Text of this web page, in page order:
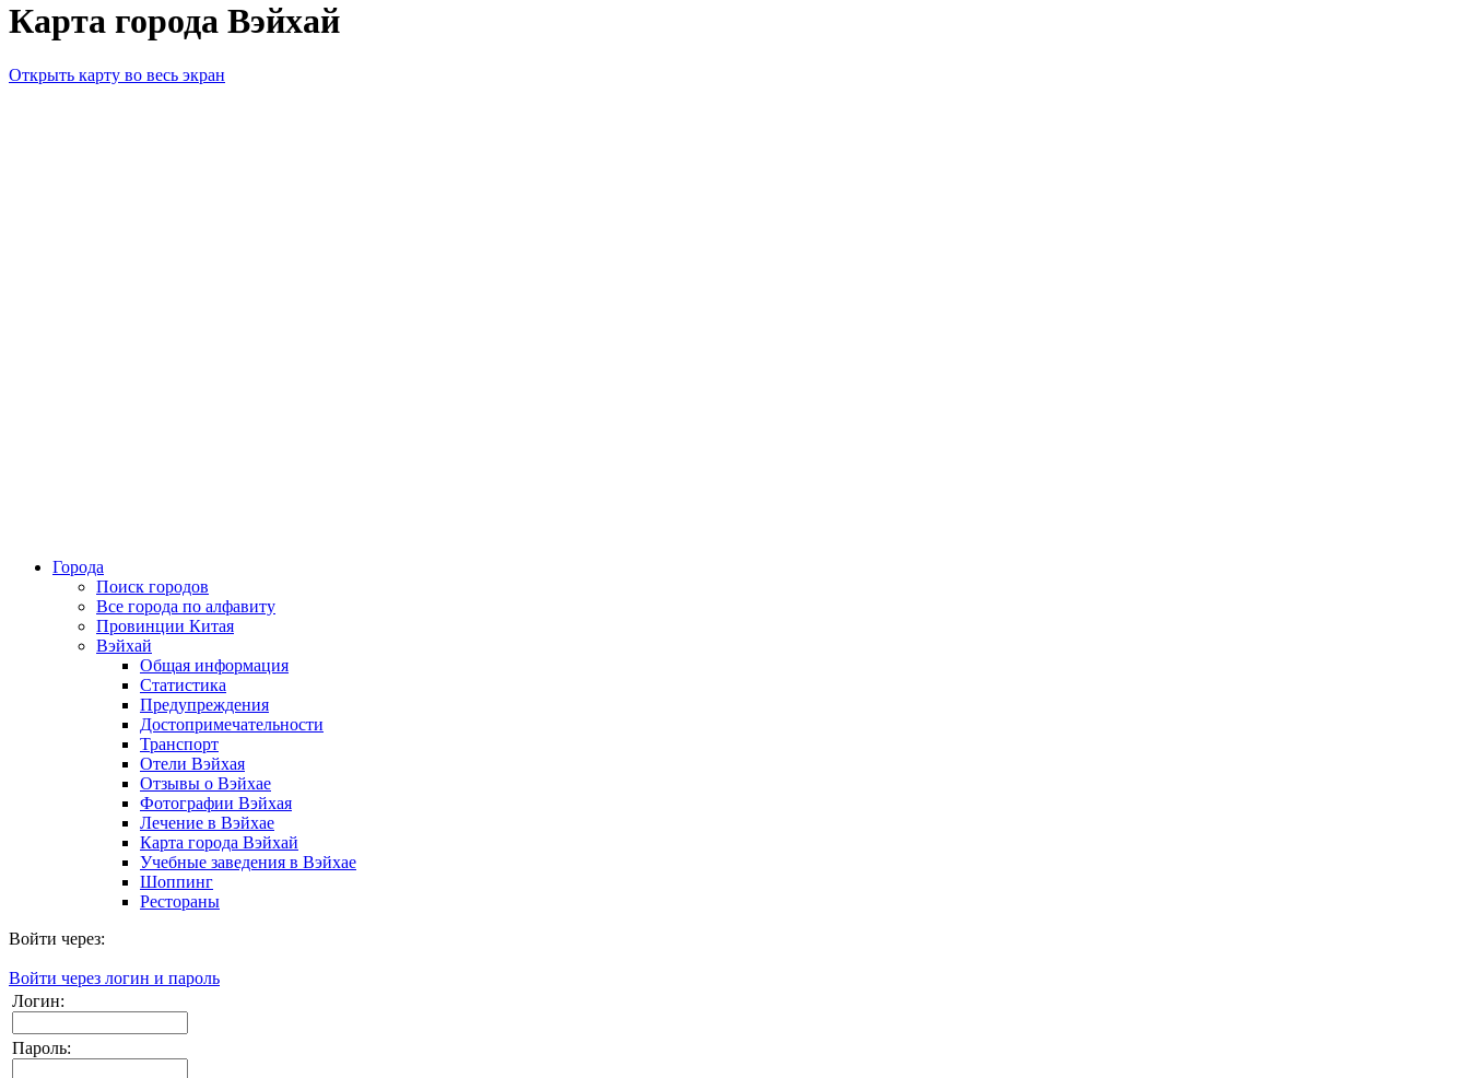
Карта города Вэйхай
Открыть карту во весь экран
Города
Поиск городов
Все города по алфавиту
Провинции Китая
Вэйхай
Общая информация
Статистика
Предупреждения
Достопримечательности
Транспорт
Отели Вэйхая
Отзывы о Вэйхае
Фотографии Вэйхая
Лечение в Вэйхае
Карта города Вэйхай
Учебные заведения в Вэйхае
Шоппинг
Рестораны
Войти через:
Войти через логин и пароль
Логин:
Пароль: